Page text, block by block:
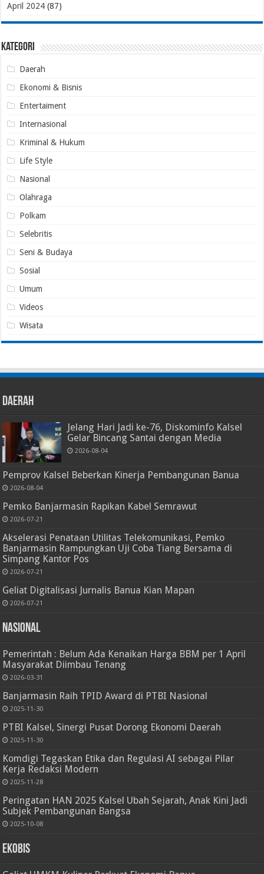
April 2024 (87)
Kategori
Daerah
Ekonomi & Bisnis
Entertaiment
Internasional
Kriminal & Hukum
Life Style
Nasional
Olahraga
Polkam
Selebritis
Seni & Budaya
Sosial
Umum
Videos
Wisata
Daerah
Jelang Hari Jadi ke-76, Diskominfo Kalsel
Gelar Bincang Santai dengan Media
2026-08-04
Pemprov Kalsel Beberkan Kinerja Pembangunan Banua
2026-08-04
Pemko Banjarmasin Rapikan Kabel Semrawut
2026-07-21
Akselerasi Penataan Utilitas Telekomunikasi, Pemko
Banjarmasin Rampungkan Uji Coba Tiang Bersama di
Simpang Kantor Pos
2026-07-21
Geliat Digitalisasi Jurnalis Banua Kian Mapan
2026-07-21
Nasional
Pemerintah : Belum Ada Kenaikan Harga BBM per 1 April
Masyarakat Diimbau Tenang
2026-03-31
Banjarmasin Raih TPID Award di PTBI Nasional
2025-11-30
PTBI Kalsel, Sinergi Pusat Dorong Ekonomi Daerah
2025-11-30
Komdigi Tegaskan Etika dan Regulasi AI sebagai Pilar
Kerja Redaksi Modern
2025-11-28
Peringatan HAN 2025 Kalsel Ubah Sejarah, Anak Kini Jadi
Subjek Pembangunan Bangsa
2025-10-08
Ekobis